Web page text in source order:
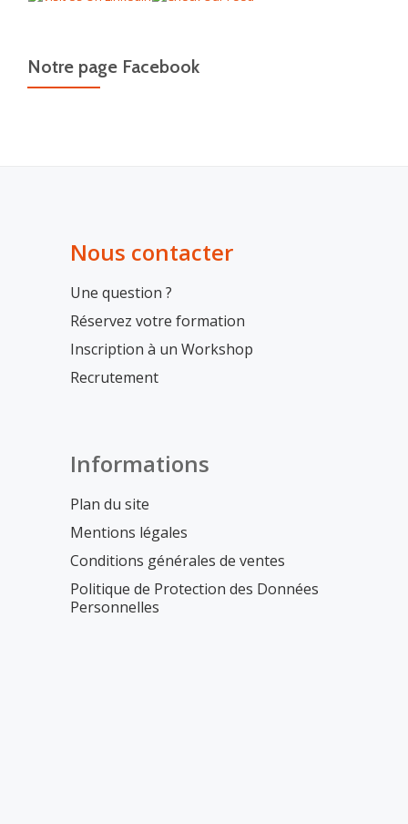
Notre page Facebook
Nous contacter
Une question ?
Réservez votre formation
Inscription à un Workshop
Recrutement
Informations
Plan du site
Mentions légales
Conditions générales de ventes
Politique de Protection des Données
Personnelles